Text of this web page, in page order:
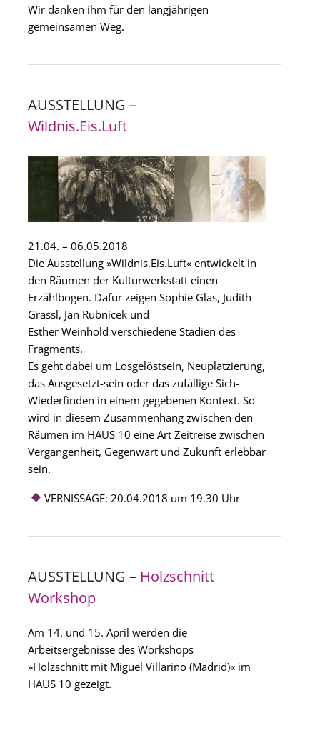
Wir danken ihm für den langjährigen
gemeinsamen Weg.
AUSSTELLUNG –
Wildnis.Eis.Luft
21.04. – 06.05.2018
Die Ausstellung »Wildnis.Eis.Luft« entwickelt in
den Räumen der Kulturwerkstatt einen
Erzählbogen. Dafür zeigen Sophie Glas, Judith
Grassl, Jan Rubnicek und
Esther Weinhold verschiedene Stadien des
Fragments.
Es geht dabei um Losgelöstsein, Neuplatzierung,
das Ausgesetzt-sein oder das zufällige Sich-
Wiederfinden in einem gegebenen Kontext. So
wird in diesem Zusammenhang zwischen den
Räumen im HAUS 10 eine Art Zeitreise zwischen
Vergangenheit, Gegenwart und Zukunft erlebbar
sein.
VERNISSAGE: 20.04.2018 um 19.30 Uhr
AUSSTELLUNG – Holzschnitt
Workshop
Am 14. und 15. April werden die
Arbeitsergebnisse des Workshops
»Holzschnitt mit Miguel Villarino (Madrid)« im
HAUS 10 gezeigt.